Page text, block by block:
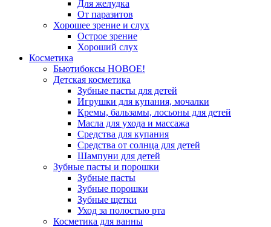
Для желудка
От паразитов
Хорошее зрение и слух
Острое зрение
Хороший слух
Косметика
Бьютибоксы НОВОЕ!
Детская косметика
Зубные пасты для детей
Игрушки для купания, мочалки
Кремы, бальзамы, лосьоны для детей
Масла для ухода и массажа
Средства для купания
Средства от солнца для детей
Шампуни для детей
Зубные пасты и порошки
Зубные пасты
Зубные порошки
Зубные щетки
Уход за полостью рта
Косметика для ванны